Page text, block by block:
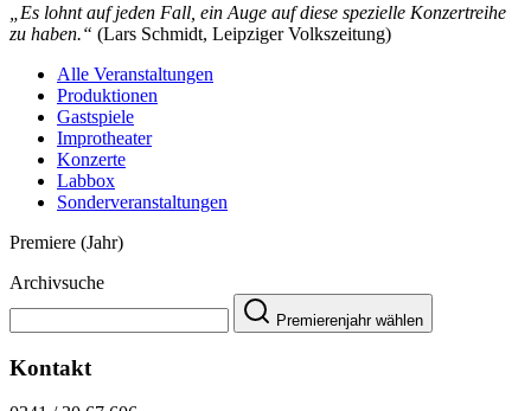
„Es lohnt auf jeden Fall, ein Auge auf diese spezielle Konzertreihe
zu haben.“ (Lars Schmidt, Leipziger Volkszeitung)
Alle Veranstaltungen
Produktionen
Gastspiele
Improtheater
Konzerte
Labbox
Sonderveranstaltungen
Premiere (Jahr)
Archivsuche
Premierenjahr wählen
Kontakt